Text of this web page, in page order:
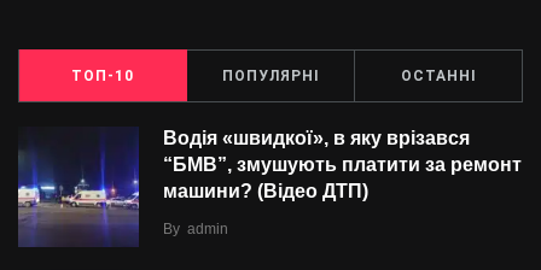
ТОП-10 ПОПУЛЯРНІ ОСТАННІ
Водія «швидкої», в яку врізався
“БMВ”, змушують платити за ремонт
машини? (Відео ДТП)
By admin